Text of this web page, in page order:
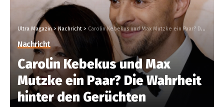
Ultra Magazin>Nachricht > Carolin Kebekus und Max Mutzke ein Paar? Die Wahrheit hinter den Gerüchten
Nachricht
Carolin Kebekus und Max
Mutzke ein Paar? Die Wahrheit
hinter den Gerüchten